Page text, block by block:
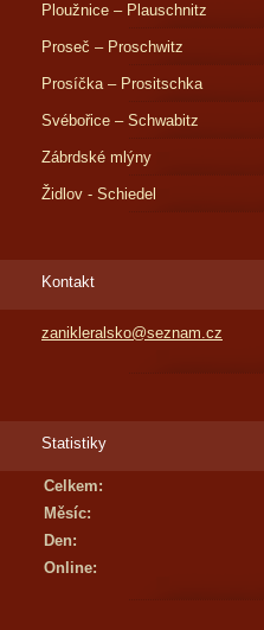
Ploužnice – Plauschnitz
Proseč – Proschwitz
Prosíčka – Prositschka
Svébořice – Schwabitz
Zábrdské mlýny
Židlov - Schiedel
Kontakt
zanikleralsko@seznam.cz
Statistiky
Online:
Celkem:
Měsíc:
Den: